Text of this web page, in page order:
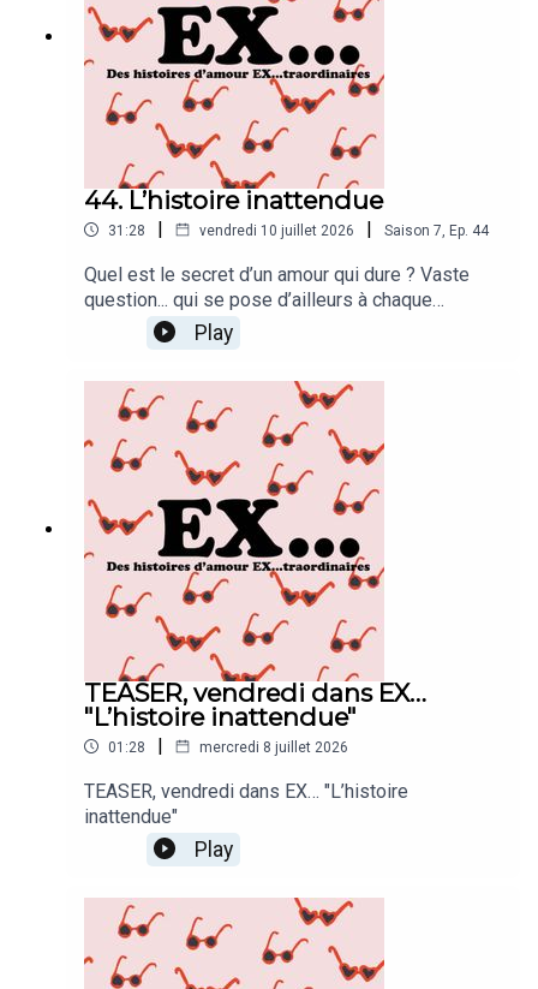
44. L’histoire inattendue
31:28 | vendredi 10 juillet 2026 | Saison 7 Ep. 44
Quel est le secret d’un amour qui dure ? Vaste
question... qui se pose d’ailleurs à chaque
épisode.Noémie et son compagnon ont vécu un
véritable tremblement de terre amoureux
deux ne cherchait à tomber amoureux.Leur secret
pour faire durer leur histoire ? Compartimenter.
Chaque aspect de leur vie de couple possède
son propre groupe WhatsApp !En attendant, une
incroyable surprise pourrait bien faire voler en
éclats toutes leurs certitudes...Vous savez ce
qu’il vous reste à faire ! Créer le groupe
WhatsApp « Noémie & Raphaël dans EX... »
!Clémentine De La Grange a réalisé cet épisode,
Stéphane Bidart l'a monté et mis en musique.
Play
TEASER, vendredi dans EX…
"L’histoire inattendue"
01:28 | mercredi 8 juillet 2026
TEASER, vendredi dans EX… "L’histoire
inattendue"
Play